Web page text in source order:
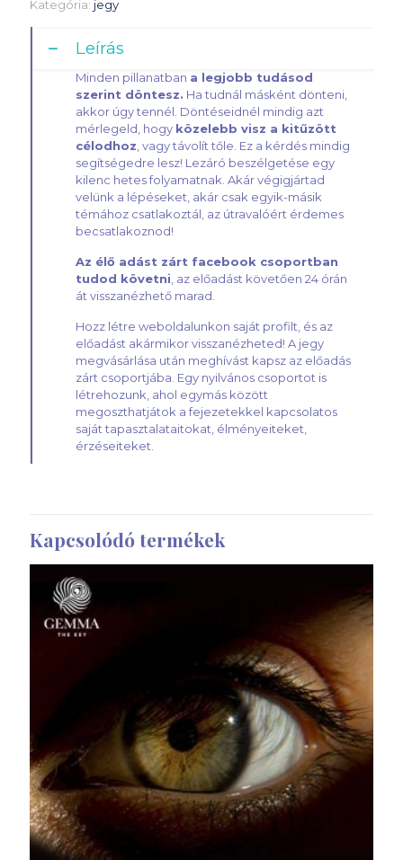
Kategória: jegy
Leírás
Minden pillanatban a legjobb tudásod
szerint döntesz. Ha tudnál másként dönteni,
akkor úgy tennél. Döntéseidnél mindig azt
mérlegeld, hogy közelebb visz a kitűzött
célodhoz , vagy távolít tőle. Ez a kérdés mindig
segítségedre lesz! Lezáró beszélgetése egy
kilenc hetes folyamatnak. Akár végigjártad
velünk a lépéseket, akár csak egyik-másik
témához csatlakoztál, az útravalóért érdemes
becsatlakoznod!
Az élő adást zárt facebook csoportban
tudod követni , az előadást követően 24 órán
át visszanézhető marad.
Hozz létre weboldalunkon saját profilt, és az
előadást akármikor visszanézheted! A jegy
megvásárlása után meghívást kapsz az előadás
zárt csoportjába. Egy nyilvános csoportot is
létrehozunk, ahol egymás között
megoszthatjátok a fejezetekkel kapcsolatos
saját tapasztalataitokat, élményeiteket,
érzéseiteket.
Kapcsolódó termékek